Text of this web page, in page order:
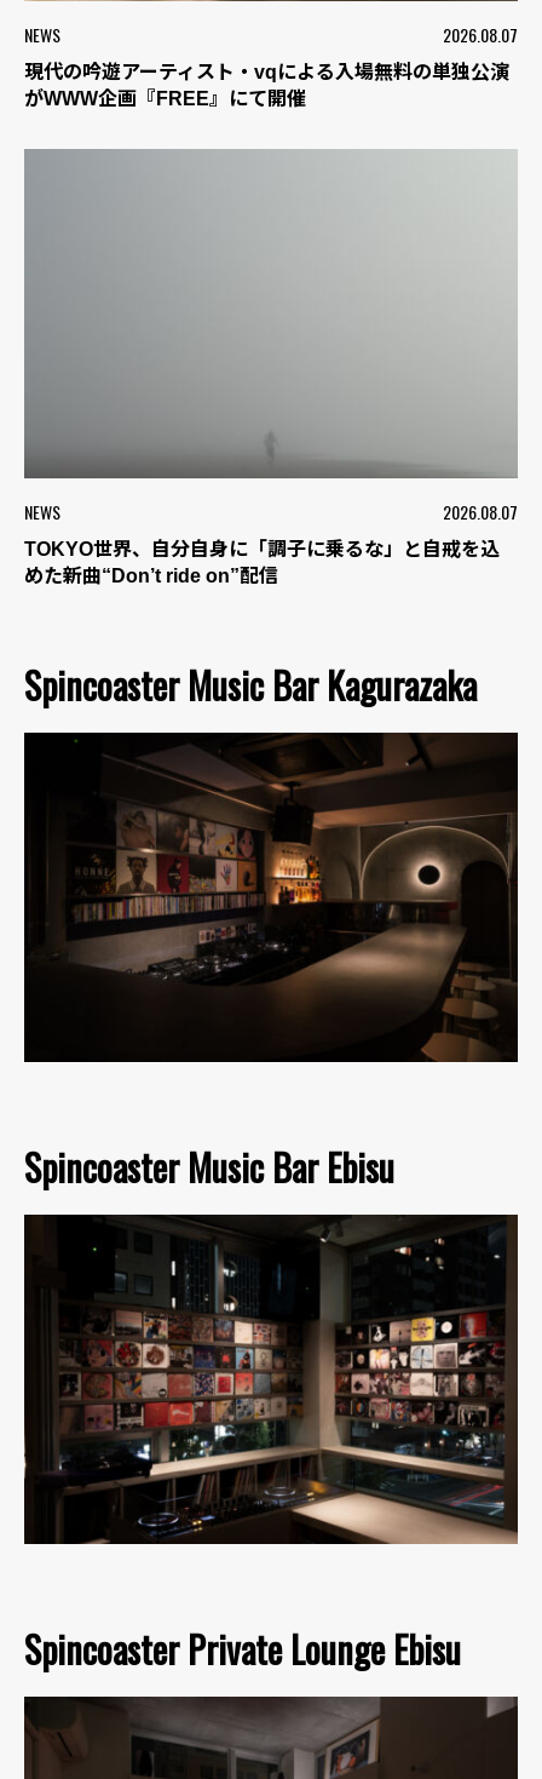
NEWS 2026.08.07
現代の吟遊アーティスト・vqによる入場無料の単独公演
がWWW企画『FREE』にて開催
NEWS 2026.08.07
TOKYO世界、自分自身に「調子に乗るな」と自戒を込
めた新曲“Don’t ride on”配信
Spincoaster Music Bar Kagurazaka
Spincoaster Music Bar Ebisu
Spincoaster Private Lounge Ebisu